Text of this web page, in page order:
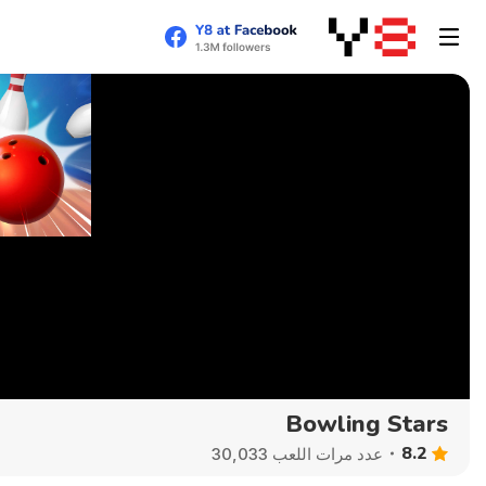
Bowling Stars
8.2 عدد مرات اللعب 30,033